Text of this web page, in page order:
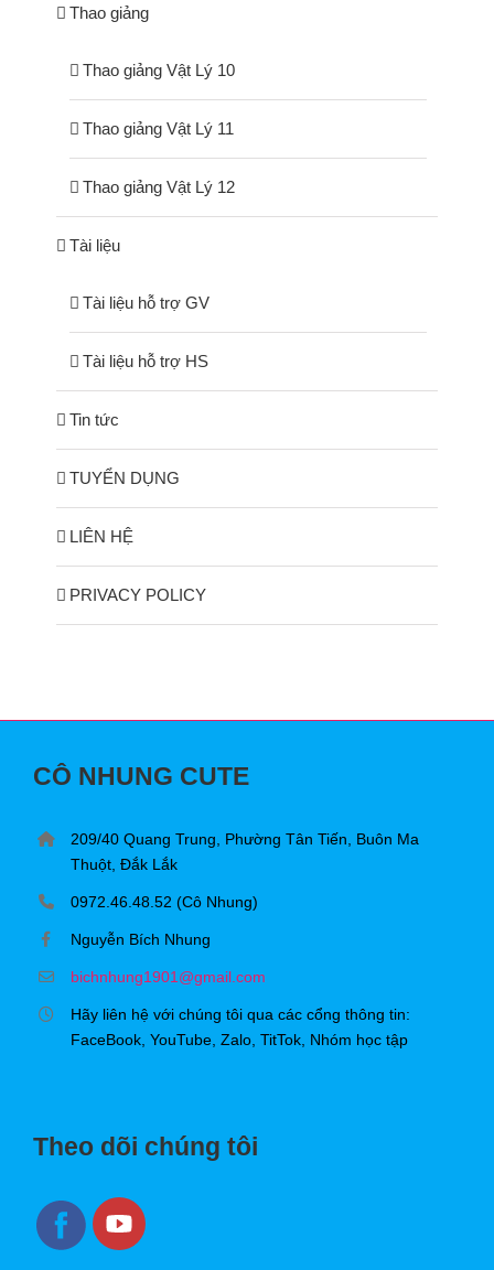
Thao giảng
Thao giảng Vật Lý 10
Thao giảng Vật Lý 11
Thao giảng Vật Lý 12
Tài liệu
Tài liệu hỗ trợ GV
Tài liệu hỗ trợ HS
Tin tức
TUYỂN DỤNG
LIÊN HỆ
PRIVACY POLICY
CÔ NHUNG CUTE
209/40 Quang Trung, Phường Tân Tiến, Buôn Ma
Thuột, Đắk Lắk
0972.46.48.52 (Cô Nhung)
Nguyễn Bích Nhung
bichnhung1901@gmail.com
Hãy liên hệ với chúng tôi qua các cổng thông tin:
FaceBook, YouTube, Zalo, TitTok, Nhóm học tập
Theo dõi chúng tôi